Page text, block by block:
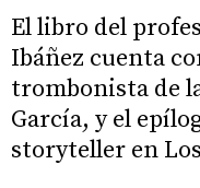
El libro del
Ibáñez cuenta
trombonista de
García, y el
storyteller en